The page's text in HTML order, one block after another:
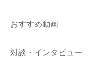
おすすめ動画
対談・インタビュー